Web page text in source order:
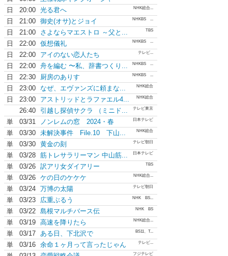
日
20:00 光る君へ NHK総合...
日 21:00 御史(オサ)とジョイ NHKBS ...
日 21:00 さよならマエストロ ～父と... TBS
日 22:00 仮想儀礼 NHKBS ...
日 22:00 アイのない恋人たち テレビ...
日 22:00 舟を編む 〜私、辞書つくり... NHKBS ...
日 22:30 厨房のありす NHKBS ...
日 23:00 なぜ、エヴァンズに頼まな... NHK総合
日 23:00 アストリッドとラファエル4... NHK総合
26:40 引越し探偵サクラ （ミニド... テレビ東京
単 03/31 ノンレムの窓 2024・春 日本テレビ
単 03/30 未解決事件 File.10 下山... NHK総合
単 03/30 黄金の刻 テレビ朝日
単 03/28 筋トレサラリーマン 中山筋... 日本テレビ
単 03/26 訳アリ女ダイアリー TBS
単 03/26 ケの日のケケケ NHK総合...
単 03/24 万博の太陽 テレビ朝日
単 03/23 広重ぶるう NHK BS...
単 03/22 島根マルチバース伝 NHK BS
単 03/19 高速を降りたら NHK総合...
単 03/17 ある日、下北沢で BS11、T...
単 03/16 余命１ヶ月って言ったじゃん テレビ...
フジテレビ